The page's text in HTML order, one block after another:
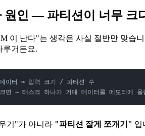
원인 — 파티션이 너무 크
이 난다"는 생각은 사실 절반만 맞습
루거든요.
이터 ≈ 입력 크기 / 파티션 수
면 → 태스크 하나가 거대 데이터를 메모리에 올
기"가 아니라 "파티션 잘게 쪼개기" 입